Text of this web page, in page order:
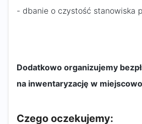
- dbanie o czystość stanowiska
Dodatkowo organizujemy
na inwentaryzację w
Czego oczekujemy: